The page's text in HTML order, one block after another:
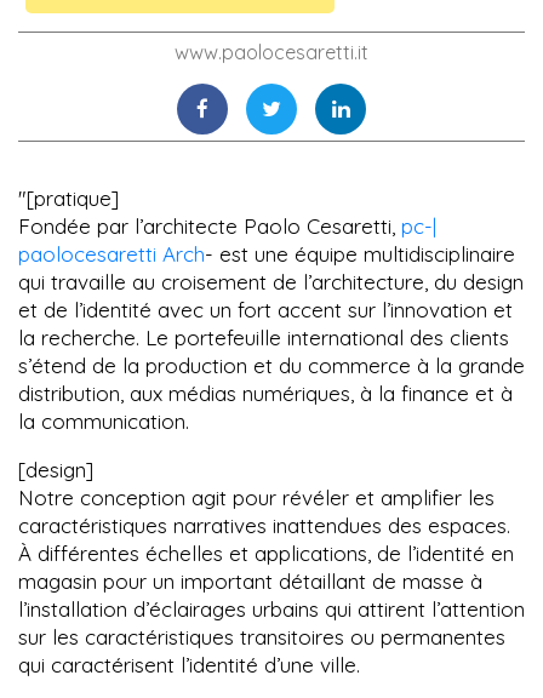
www.paolocesaretti.it
"[pratique]
Fondée par l’architecte Paolo Cesaretti, pc-|
paolocesaretti Arch- est une équipe multidisciplinaire
qui travaille au croisement de l’architecture, du design
et de l’identité avec un fort accent sur l’innovation et
la recherche. Le portefeuille international des clients
s’étend de la production et du commerce à la grande
distribution, aux médias numériques, à la finance et à
la communication.
[design]
Notre conception agit pour révéler et amplifier les
caractéristiques narratives inattendues des espaces.
À différentes échelles et applications, de l’identité en
magasin pour un important détaillant de masse à
l’installation d’éclairages urbains qui attirent l’attention
sur les caractéristiques transitoires ou permanentes
qui caractérisent l’identité d’une ville.